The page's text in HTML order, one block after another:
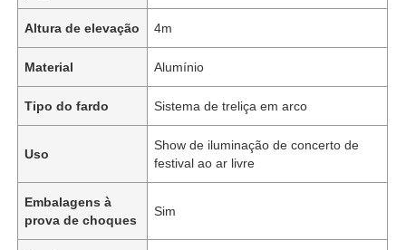
Altura de elevação 4m
Material Alumínio
Tipo do fardo Sistema de treliça em arco
Uso
Show de iluminação de concerto de
festival ao ar livre
Embalagens à
prova de choques
Sim